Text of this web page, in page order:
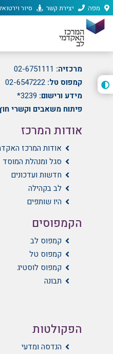
מפה יצירת קשר סיור
המרכז האקדמי לב
הועד הלאומי 21, גבעת מרדכי, ירושלים
מרכזיה: 02-6751111
קמפוס טל: 02-6547222
מידע ורישום: 3239*
פיתוח משאבים וקשרי
אודות המרכז
אודות המרכז
סגל ומנהלת המוסד
חדשות ועדכונים
לב בקהילה
היו שותפים
הקמפוסים
קמפוס לב
קמפוס טל
קמפוס לוסטיג
תבונה
הפקולטות
הנדסה ומדעי